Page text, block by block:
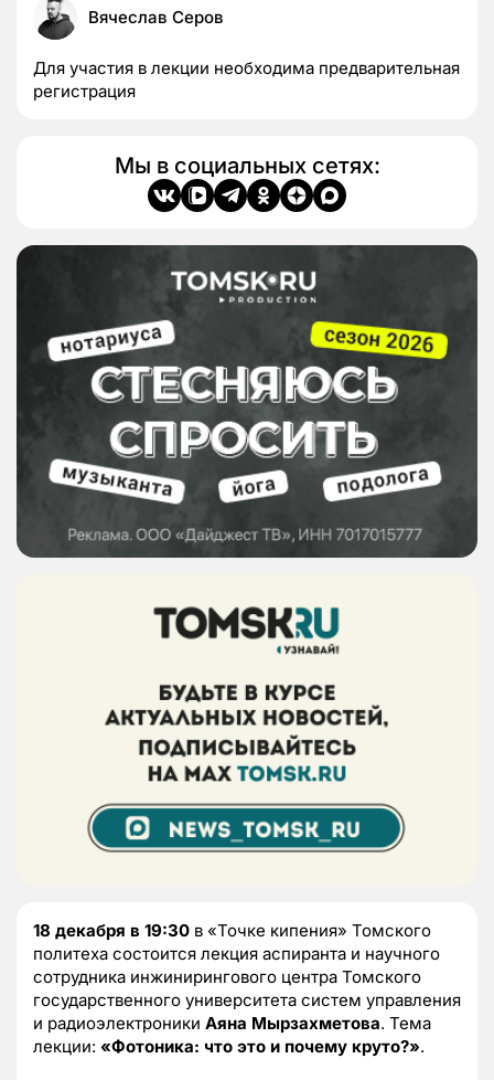
Вячеслав Серов
Для участия в лекции необходима предварительная
регистрация
Мы в социальных сетях:
18 декабря в 19:30 в «Точке кипения» Томского
политеха состоится лекция аспиранта и научного
сотрудника инжинирингового центра Томского
государственного университета систем управления
и радиоэлектроники Аяна Мырзахметова. Тема
лекции: «Фотоника: что это и почему круто?».